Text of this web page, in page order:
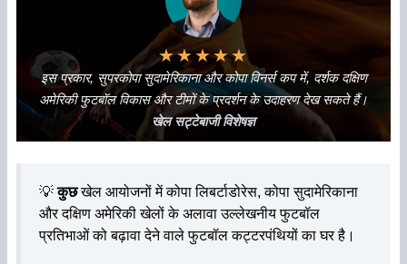
★★★★★
इस प्रकार, सुपरकोपा सुदामेरिकाना और कोपा विनर्स कप में, दर्शक दक्षिण
अमेरिकी फुटबॉल विकास और टीमों के प्रदर्शन के उदाहरण देख सकते हैं।
खेल सट्टेबाजी विशेषज्ञ
💡कुछखेल आयोजनों में कोपा लिबर्टाडोरेस, कोपा सुदामेरिकाना
और दक्षिण अमेरिकी खेलों के अलावा उल्लेखनीय फुटबॉल
प्रतिभाओं को बढ़ावा देने वाले फुटबॉल कट्टरपंथियों का घर है।